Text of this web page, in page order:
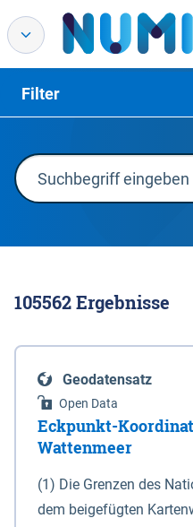
Filter
105562Ergebnisse
Geodatensatz
Open Data
Eckpunkt-
Wattenmeer
(1) Die Grenzen des
dem beigefügten